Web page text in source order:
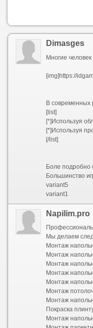
Dimasges
[img]https://
В современных реалиях
[list]
[*]Используя облако
[*]Используя
[/list]
Боле подробно о каждом из них
Большинство игроков приняли ради себя тот факт, что ради облачным геймингом будущее, именно следовательно
variant5
variant1
Napilim.pro
Мы делаем
Монтаж
Монтаж
Монтаж
Монтаж
Монтаж
Монтаж
Монтаж
Покраска
Монтаж